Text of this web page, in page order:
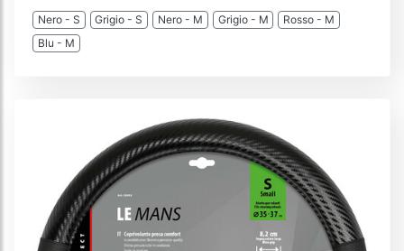
Nero - S Grigio - S Nero - M Grigio - M
Rosso - M
Blu - M